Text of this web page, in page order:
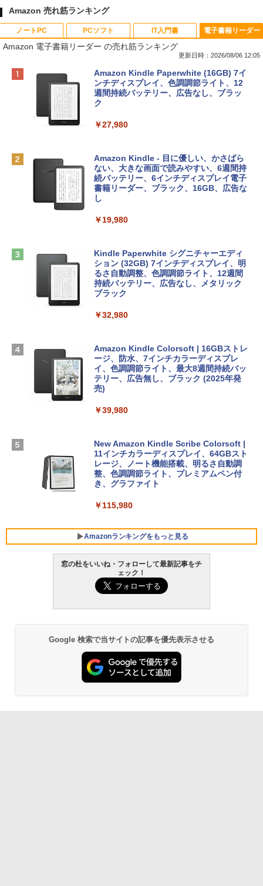
Amazon 売れ筋ランキング
ノートPC
Apple 2026 MacBook Neo A18 Proチッ
プ搭載13インチノートブック：AIとAppl
e Intelligenceのために設計、Liquid Ret
inaディスプレイ、8GBユニファイドメモ
eTime HDカメラ、Touch ID - インディ
￥137,800
tomtoc 360°保護 15.6 16インチ パソコ
ンケース Dell NEC Lavie ASUS HP dyna
Apple 2026 MacBook Air M5チップ搭載
13インチノートブック：AIとApple Intell
igence、13.6インチLiquid Retinaディ
スプレイ、24GBユニファイドメモリ、1
ームカメラ、日本語キーボード、Touch I
￥298,901
【Amazon.co.jp限定】 HP ノートパソコ
ン 15-fd 15.6インチ 16GBメモリ 512GB
FMV ノートパソコン WE1-K3 (MS 365 P
ersonal/Copilotキー搭載/Win 11/15.6型/
Core i5/16GB/SSD 512GB/ホワイト) FM
VWK3E15W_AZ
￥119,800
PCソフト
Xbox プリペイドカード 10,000円 デジタ
ルコード 【旧 Xbox ギフトカード】 [オ
ンラインコード]
定バーチャルアイテムを含む】 【オンラ
インゲームコード】 ロブロックス | オン
ラインコード版
￥1,300
ows11、10/mac対応|PC2台
￥39,582
定バーチャルアイテムを含む】 【オンラ
￥3,200
Robloxギフトカード - 1000 Robux 【限
インゲームコード】 ロブロックス |オン
￥1,600
IT入門書
生成AIパスポート公式テキスト 第４版
￥1,766
出す プロンプトの言葉 AI画像生成シリー
ズ (はぴーイラストLabo)
￥99
ClaudeCode いちばんやさしい 教科書:
にもKindle出版にも！ 非エンジニアのた
めのAIコーディング入門シリーズ
￥99
FM TOWNS ハイパー・カタログ: 本体ハ
￥1,600
1冊ですべて身につくHTML & CSSとWe
電子書籍リーダー
Amazon 電子書籍リーダー の売れ筋ランキング
更新日時：2026/08/06 12:05
Amazon Kindle Paperwhite (16GB) 7イ
ンチディスプレイ、色調調節ライト、12
週間持続バッテリー、広告なし、ブラッ
ク
￥27,980
Amazon Kindle - 目に優しい、かさばら
ない、大きな画面で読みやすい、6週間持
続バッテリー、6インチディスプレイ電子
書籍リーダー、ブラック、16GB、広告な
し
￥19,980
Kindle Paperwhite シグニチャーエディ
ション (32GB) 7インチディスプレイ、明
るさ自動調整、色調調節ライト、12週間
持続バッテリー、広告なし、メタリック
ブラック
￥32,980
Amazon Kindle Colorsoft | 16GBストレ
ージ、防水、7インチカラーディスプレ
イ、色調調節ライト、最大8週間持続バッ
テリー、広告無し、ブラック (2025年発
売)
￥39,980
New Amazon Kindle Scribe Colorsoft |
11インチカラーディスプレイ、64GBスト
レージ、ノート機能搭載、明るさ自動調
整、色調調節ライト、プレミアムペン付
き、グラファイト
￥115,980
Amazonランキングをもっと見る
窓の杜をいいね・フォローして最新記事をチ
ェック！
Google 検索で当サイトの記事を優先表示させる